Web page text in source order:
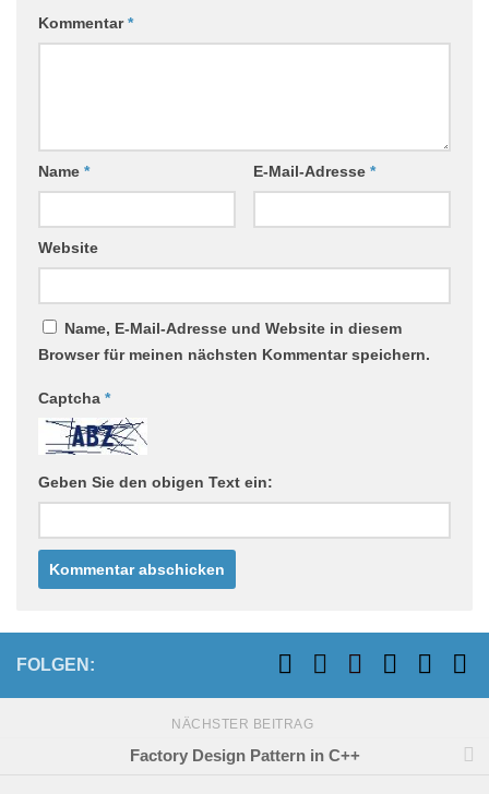
Kommentar*
Name * E-Mail-Adresse *
Website
Name, E-Mail-Adresse und Website in diesem
Browser für meinen nächsten Kommentar speichern.
Captcha *
Geben Sie den obigen Text ein:
FOLGEN:
NÄCHSTER BEITRAG
Factory Design Pattern in C++